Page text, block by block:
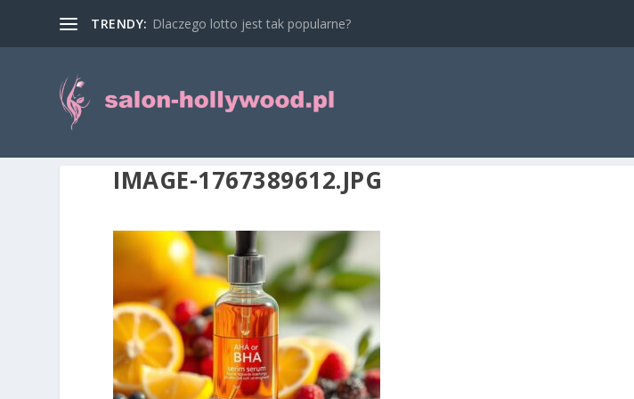
TRENDY: Dlaczego lotto jest tak popularne?
IMAGE-1767389612.JPG